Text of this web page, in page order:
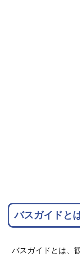
バスガイドと
バスガイドとは、